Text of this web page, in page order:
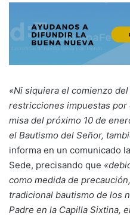
«Ni siquiera el comienzo
restricciones impuestas
misa del próximo 10 de
el Bautismo del Señor,
informa en un comunicado
Sede, precisando que
como medida de
tradicional bautismo de los
Padre en la Capilla Sixtina,